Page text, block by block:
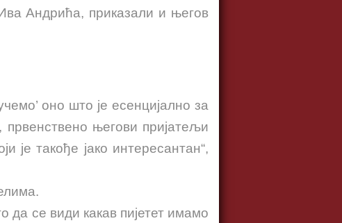
Андрића, приказали и његов
оно што је есенцијално за
његови пријатељи
је такође јако интересантан“,
да се види какав пијетет имамо